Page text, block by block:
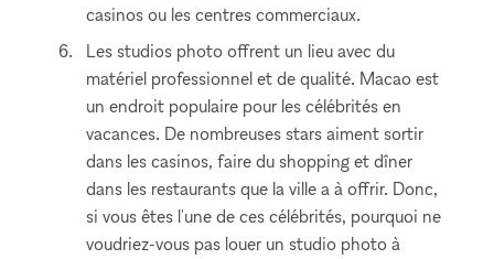
casinos ou les centres commerciaux.
Les studios photo offrent un lieu avec du
matériel professionnel et de qualité. Macao est
un endroit populaire pour les célébrités en
vacances. De nombreuses stars aiment sortir
dans les casinos, faire du shopping et dîner
dans les restaurants que la ville a à offrir. Donc,
si vous êtes l'une de ces célébrités, pourquoi ne
voudriez-vous pas louer un studio photo à